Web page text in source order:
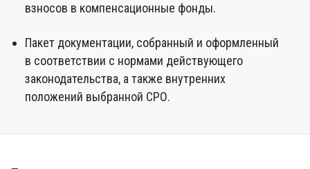
взносов в компенсационные фонды.
Пакет документации, собранный и оформленный
в соответствии с нормами действующего
законодательства, а также внутренних
положений выбранной СРО.